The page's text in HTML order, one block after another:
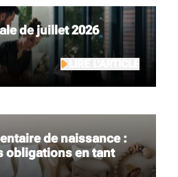
de juillet 2026
de naissance :
obligations en tant